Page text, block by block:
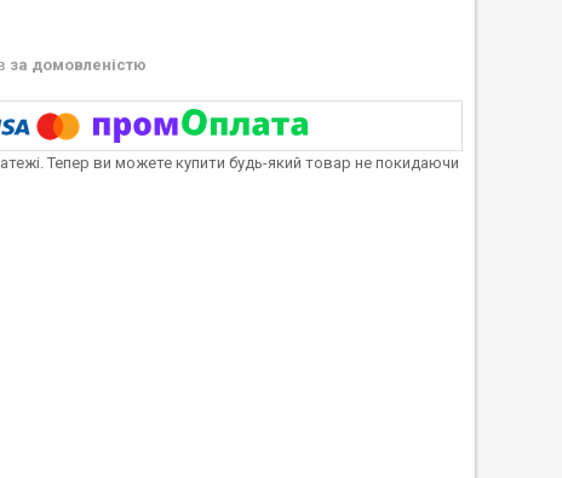
за домовленістю
Тепер ви можете купити будь-який товар не покидаючи